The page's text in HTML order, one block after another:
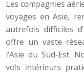
Les compagnies
voyages en Asie,
autrefois difficiles
offre un vaste
l’Asie du Sud-Est.
vols intérieurs